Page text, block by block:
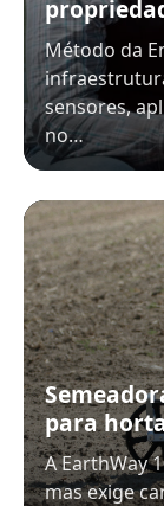
Método da
sensores,
no…
para
A EarthWay
mas exige